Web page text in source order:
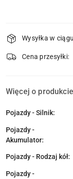
i
dostawa
Wysyłka w
Cena przesyłki:
Więcej o produkcie
Pojazdy - Silnik:
Pojazdy -
Akumulator:
Pojazdy - Rodzaj kół:
Pojazdy -